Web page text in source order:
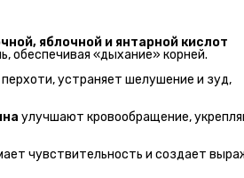
яблочной и янтарной кислот
обеспечивая «дыхание» корней.
устраняет шелушение и зуд,
улучшают кровообращение,
чувствительность и создает